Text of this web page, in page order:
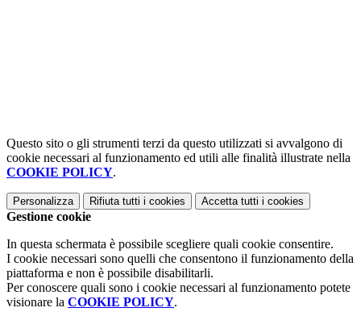
Questo sito o gli strumenti terzi da questo utilizzati si avvalgono di
cookie necessari al funzionamento ed utili alle finalità illustrate nella
COOKIE POLICY.
Personalizza Rifiuta tutti i cookies Accetta tutti i cookies
Gestione cookie
In questa schermata è possibile scegliere quali cookie consentire.
I cookie necessari sono quelli che consentono il funzionamento della
piattaforma e non è possibile disabilitarli.
Per conoscere quali sono i cookie necessari al funzionamento potete
visionare la COOKIE POLICY.